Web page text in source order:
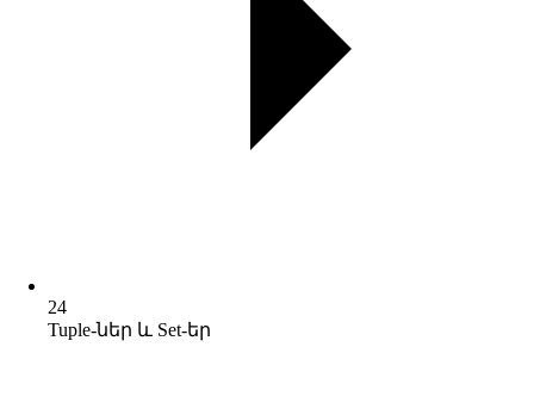
24
Tuple-ներ և Set-եր